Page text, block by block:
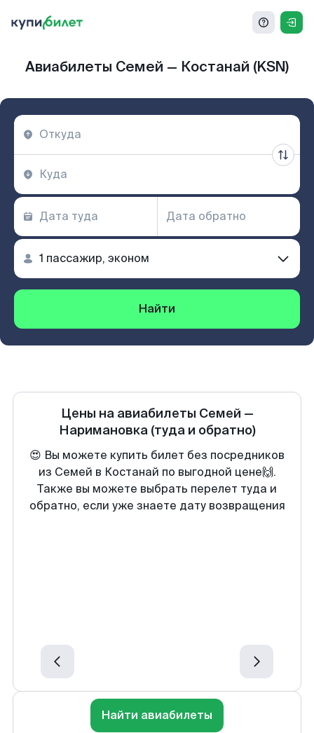
Авиабилеты Семей — Костанай (KSN)
Найти
Цены на авиабилеты Семей —
Наримановка (туда и обратно)
😍 Вы можете купить билет без посредников
из Семей в Костанай по выгодной цене🙌.
Также вы можете выбрать перелет туда и
обратно, если уже знаете дату возвращения
Найти авиабилеты